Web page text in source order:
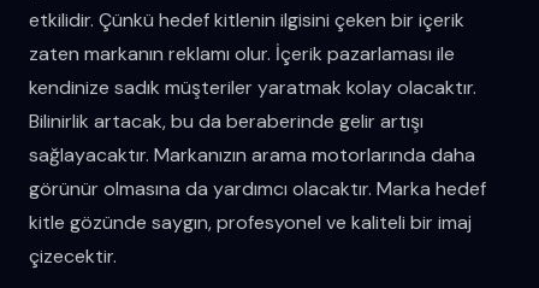
etkilidir. Çünkü hedef kitlenin ilgisini çeken bir içerik
zaten markanın reklamı olur. İçerik pazarlaması ile
kendinize sadık müşteriler yaratmak kolay olacaktır.
Bilinirlik artacak, bu da beraberinde gelir artışı
sağlayacaktır. Markanızın arama motorlarında daha
görünür olmasına da yardımcı olacaktır. Marka hedef
kitle gözünde saygın, profesyonel ve kaliteli bir imaj
çizecektir.